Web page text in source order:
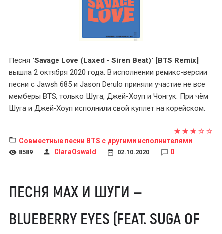
Песня 'Savage Love (Laxed - Siren Beat)' [BTS Remix]
вышла 2 октября 2020 года. В исполнении ремикс-версии
песни с Jawsh 685 и Jason Derulo приняли участие не все
мемберы BTS, только Шуга, Джей-Хоуп и Чонгук. При чём
Шуга и Джей-Хоуп исполнили свой куплет на корейском.
Совместные песни BTS с другими исполнителями
8589 ClaraOswald 02.10.2020 0
ПЕСНЯ MAX И ШУГИ —
BLUEBERRY EYES (FEAT. SUGA OF